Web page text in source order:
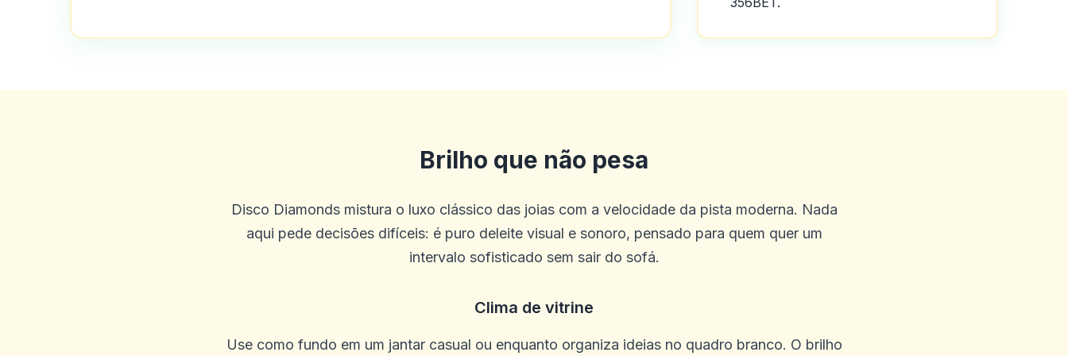
Brilho que não pesa
Disco Diamonds mistura o luxo clássico das joias com a velocidade da pista moderna. Nada
aqui pede decisões difíceis: é puro deleite visual e sonoro, pensado para quem quer um
intervalo sofisticado sem sair do sofá.
Clima de vitrine
Use como fundo em um jantar casual ou enquanto organiza ideias no quadro branco. O brilho
Sonny Williams
em todas as corridas de cavalos! Além disso, o concurso grátis de pick ems é friggin incrível,
eu ganhei centenas apenas tocando de graça, esteve com eles por idades aqui na Austrália
Fiquei aqui no ano passado em setembro. Funcionários adoráveis, o serviço foi bom e se